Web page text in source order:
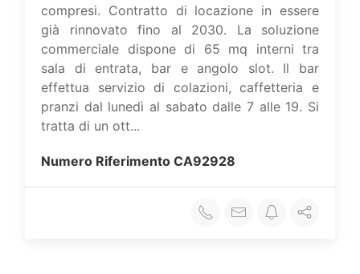
compresi. Contratto di locazione in essere
già rinnovato fino al 2030. La soluzione
commerciale dispone di 65 mq interni tra
sala di entrata, bar e angolo slot. Il bar
effettua servizio di colazioni, caffetteria e
pranzi dal lunedì al sabato dalle 7 alle 19. Si
tratta di un ott...
Numero Riferimento CA92928